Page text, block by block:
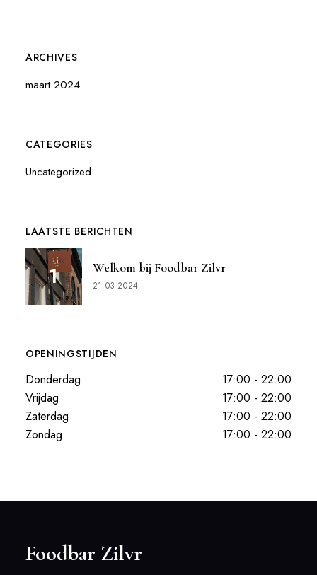
ARCHIVES
maart 2024
CATEGORIES
Uncategorized
LAATSTE BERICHTEN
Welkom bij Foodbar Zilvr
21-03-2024
OPENINGSTIJDEN
Donderdag
17:00 - 22:00
Vrijdag
17:00 - 22:00
Zaterdag
17:00 - 22:00
Zondag
17:00 - 22:00
Foodbar Zilvr